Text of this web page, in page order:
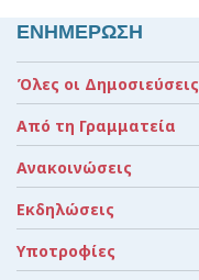
ΕΝΗΜΕΡΩΣΗ
Όλες οι Δημοσιεύσεις
Από τη Γραμματεία
Ανακοινώσεις
Εκδηλώσεις
Υποτροφίες